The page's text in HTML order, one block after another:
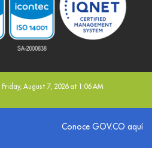
August 7, 2026 at 1:06 AM
de ColombiaConoce GOV.CO aquí